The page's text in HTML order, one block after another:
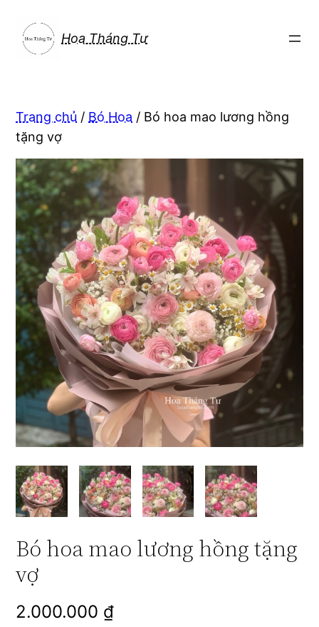
phần
Hoa Tháng Tư
Trang chủ / Bó Hoa / Bó hoa mao lương hồng
tặng vợ
Bó hoa mao lương hồng tặng
vợ
2.000.000 ₫